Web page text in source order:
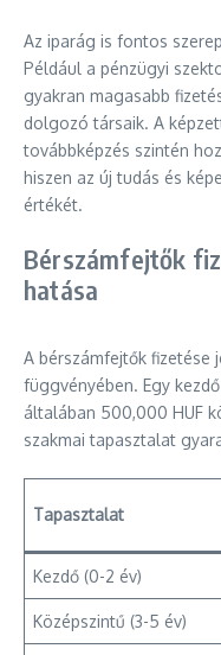
Az iparág is fontos
Például a pénzügyi
gyakran magasabb
dolgozó társaik. A
továbbképzés szintén
hiszen az új tudás és
értékét.
Bérszámfejtők
hatása
A bérszámfejtők
függvényében. Egy
általában 500,000 HUF
szakmai tapasztalat
Tapasztalat
Kezdő (0-2 év)
Középszintű (3-5 év)